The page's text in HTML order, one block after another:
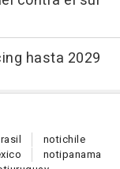
hasta 2029
notichile
notipanama